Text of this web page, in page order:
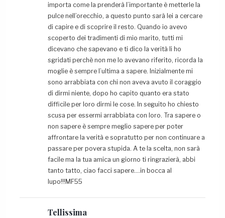
importa come la prenderà l’importante è metterle la
pulce nell’orecchio, a questo punto sarà lei a cercare
di capire e di scoprire il resto. Quando io avevo
scoperto dei tradimenti di mio marito, tutti mi
dicevano che sapevano e ti dico la verità li ho
sgridati perchè non me lo avevano riferito, ricorda la
moglie è sempre l’ultima a sapere. Inizialmente mi
sono arrabbiata con chi non aveva avuto il coraggio
di dirmi niente, dopo ho capito quanto era stato
difficile per loro dirmi le cose. In seguito ho chiesto
scusa per essermi arrabbiata con loro. Tra sapere o
non sapere è sempre meglio sapere per poter
affrontare la verità e sopratutto per non continuare a
passare per povera stupida. A te la scelta, non sarà
facile ma la tua amica un giorno ti ringrazierà, abbi
tanto tatto, ciao facci sapere….in bocca al
lupo!!!MF55
Tellissima